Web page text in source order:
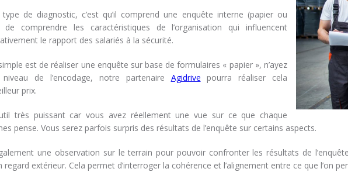
de diagnostic, c’est qu’il comprend une enquête interne (papier ou
comprendre les caractéristiques de l’organisation qui influencent
le rapport des salariés à la sécurité.
est de réaliser une enquête sur base de formulaires « papier », n’ayez
de l’encodage, notre partenaire Agidrive pourra réaliser cela
prix.
très puissant car vous avez réellement une vue sur ce que chaque
pense. Vous serez parfois surpris des résultats de l’enquête sur certains aspects.
une observation sur le terrain pour pouvoir confronter les résultats de
regard extérieur. Cela permet d’interroger la cohérence et l’alignement entre ce que l’on